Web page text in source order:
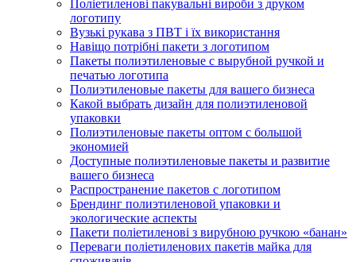
Поліетиленові пакувальні вироби з друком
логотипу
Вузькі рукава з ПВТ і їх використання
Навіщо потрібні пакети з логотипом
Пакеты полиэтиленовые с вырубной ручкой и
печатью логотипа
Полиэтиленовые пакеты для вашего бизнеса
Какой выбрать дизайн для полиэтиленовой
упаковки
Полиэтиленовые пакеты оптом с большой
экономией
Доступные полиэтиленовые пакеты и развитие
вашего бизнеса
Распространение пакетов с логотипом
Брендинг полиэтиленовой упаковки и
экологические аспекты
Пакети поліетиленові з вирубною ручкою «банан»
Переваги поліетиленових пакетів майка для